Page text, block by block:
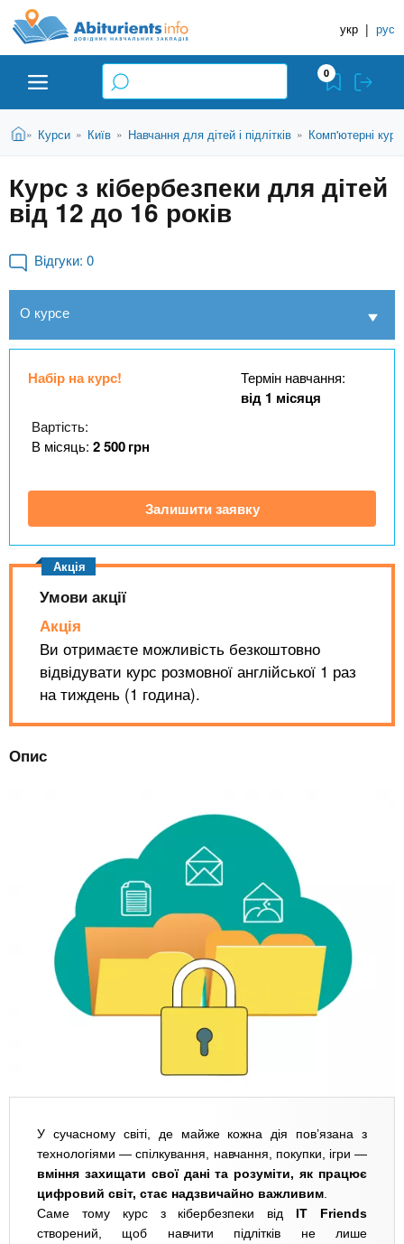
A
b
i
t
u
r
i
e
n
s
.
f
o
о
в
д
н
к
Н
в
ч
л
л
а
укр | рус
Абітурієнту
ЗВО (ВНЗ)
Приватні школи
За кордоном
0
В
т
у
т
Головна
» Курси » Київ » Навчання для дітей і підлітків » Комп'ютерні
Курс з кібербезпеки для дітей
від 12 до 16 років
Відгуки: 0
О курсе
Набір на курс! Термін навчання:
від 1 місяця
Вартість:
В місяць: 2 500грн
Залишити заявку
Умови акції
Акція
Ви отримаєте можливість безкоштовно
відвідувати курс розмовної англійської 1 раз
на тиждень (1 година).
Опис
У сучасному світі, де майже кожна дія пов’язана з
технологіями — спілкування, навчання, покупки, ігри —
вміння захищати свої дані та розуміти, як працює
цифровий світ, стає надзвичайно важливим
Саме тому курс з кібербезпеки від IT Friends
створений, щоб навчити підлітків не лише